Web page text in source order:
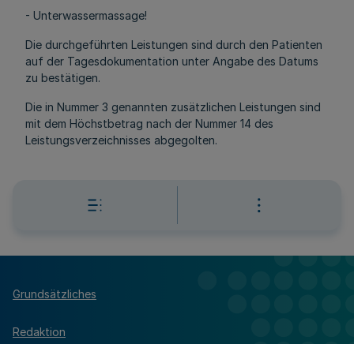
- Unterwassermassage!
Die durchgeführten Leistungen sind durch den Patienten
auf der Tagesdokumentation unter Angabe des Datums
zu bestätigen.
Die in Nummer 3 genannten zusätzlichen Leistungen sind
mit dem Höchstbetrag nach der Nummer 14 des
Leistungsverzeichnisses abgegolten.
Grundsätzliches
Redaktion